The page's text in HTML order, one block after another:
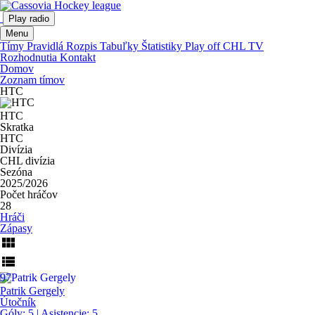
Play radio
Menu
Tímy Pravidlá Rozpis Tabuľky Štatistiky Play offCHL TV
Rozhodnutia Kontakt
Domov
Zoznam tímov
HTC
HTC
Skratka
HTC
Divízia
CHL divízia
Sezóna
2025/2026
Počet hráčov
28
Hráči
Zápasy
view_module
view_list
97
Patrik Gergely
Útočník